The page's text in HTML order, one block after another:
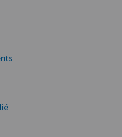
et correctrice